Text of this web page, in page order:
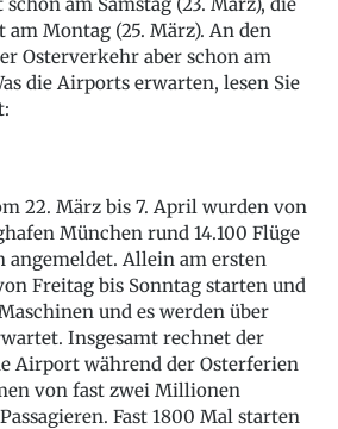
Montag (25. März). An den
Osterverkehr aber schon am
die Airports erwarten, lesen Sie
22. März bis 7. April wurden von
München rund 14.100 Flüge
angemeldet. Allein am ersten
Freitag bis Sonntag starten und
und es werden über
Insgesamt rechnet der
Airport während der Osterferien
von fast zwei Millionen
Fast 1800 Mal starten